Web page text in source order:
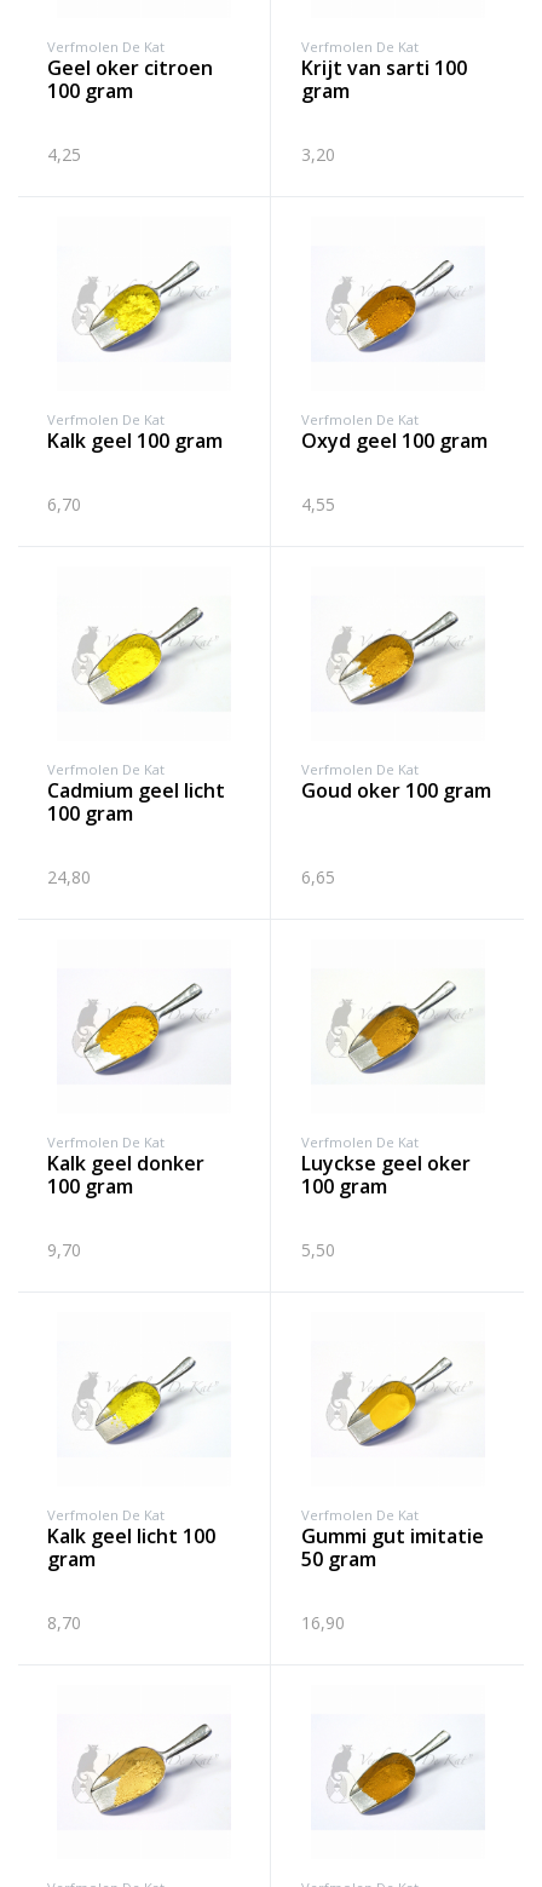
Verfmolen De Kat
geel oker citroen
100 gram
4,25
Verfmolen De Kat
krijt van sarti 100
gram
3,20
Verfmolen De Kat
kalk geel 100 gram
6,70
Verfmolen De Kat
oxyd geel 100 gram
4,55
Verfmolen De Kat
cadmium geel licht
100 gram
24,80
Verfmolen De Kat
goud oker 100 gram
6,65
Verfmolen De Kat
kalk geel donker
100 gram
9,70
Verfmolen De Kat
luyckse geel oker
100 gram
5,50
Verfmolen De Kat
kalk geel licht 100
gram
8,70
Verfmolen De Kat
gummi gut imitatie
50 gram
16,90